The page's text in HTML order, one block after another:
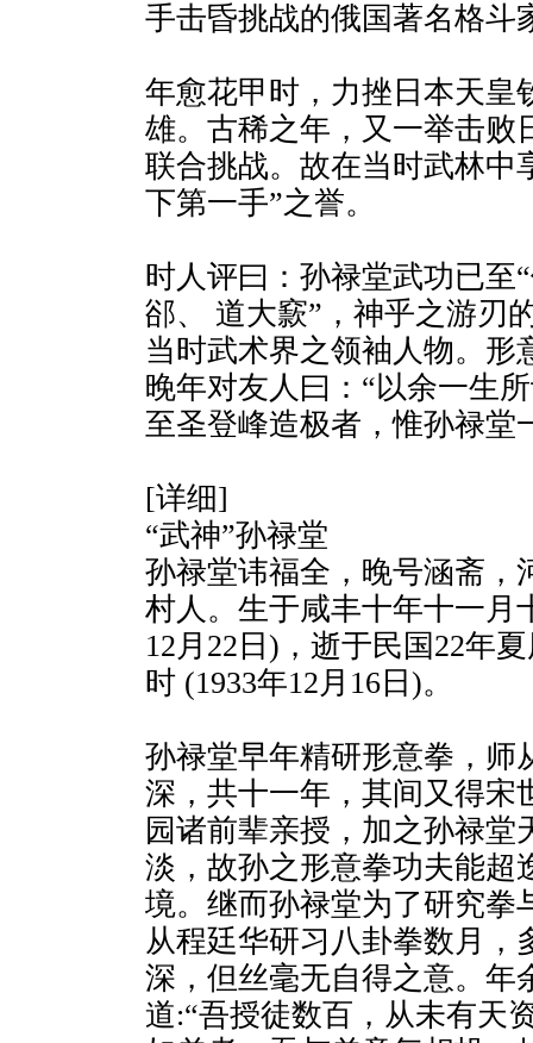
手击昏挑战的俄国著名格斗
年愈花甲时，力挫日本天皇
雄。古稀之年，又一举击败
联合挑战。故在当时武林中
下第一手”之誉。
时人评曰：孙禄堂武功已至
郤、 道大窾”，神乎之游刃
当时武术界之领袖人物。形
晚年对友人曰：“以余一生
至圣登峰造极者，惟孙禄堂
[详细]
“武神”孙禄堂
孙禄堂讳福全，晚号涵斋，
村人。生于咸丰十年十一月
12月22日)，逝于民国22年
时 (1933年12月16日)。
孙禄堂早年精研形意拳，师
深，共十一年，其间又得宋
园诸前辈亲授，加之孙禄堂
淡，故孙之形意拳功夫能超
境。继而孙禄堂为了研究拳
从程廷华研习八卦拳数月，
深，但丝毫无自得之意。年
道:“吾授徒数百，从未有天